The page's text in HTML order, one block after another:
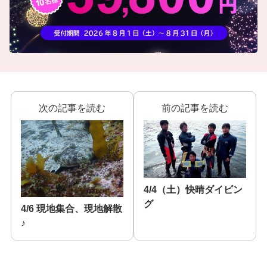
次の記事を読む
4/6 現地集合、現地解散
♪
前の記事を読む
4/4（土）快晴ダイビン
グ